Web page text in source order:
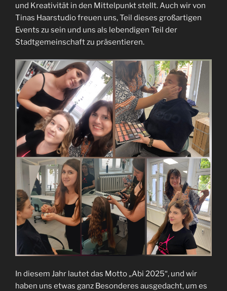
und Kreativität in den Mittelpunkt stellt. Auch wir von
Tinas Haarstudio freuen uns, Teil dieses großartigen
Events zu sein und uns als lebendigen Teil der
Stadtgemeinschaft zu präsentieren.
In diesem Jahr lautet das Motto „Abi 2025“, und wir
haben uns etwas ganz Besonderes ausgedacht, um es